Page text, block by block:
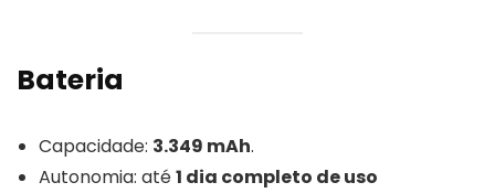
Bateria
Capacidade: 3.349 mAh.
Autonomia: até1 dia completo de uso